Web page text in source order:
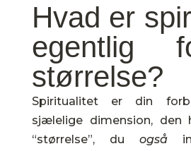
Hvad er
egentlig
størrelse?
Spiritualitet er din
sjælelige dimension, den
“størrelse”, du også